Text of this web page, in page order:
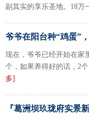
副其实的享乐圣地。18万
爷爷在阳台种“鸡蛋”
现在，爷爷已经开始在家
个，如果养得好的话，2
多]
『葛洲坝玖珑府实景